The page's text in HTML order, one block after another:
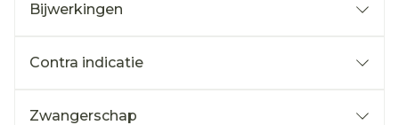
Bijwerkingen
Contra indicatie
Zwangerschap